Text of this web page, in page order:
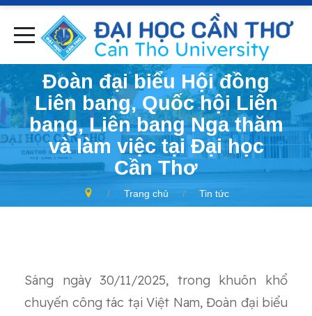
Đoàn đại biểu Hội đồng
Liên bang, Quốc hội Liên
bang, Liên bang Nga thăm
và làm việc tại Đại học
Cần Thơ
Trang chủ Tin tức
Sáng ngày 30/11/2025, trong khuôn khổ
chuyến công tác tại Việt Nam, Đoàn đại biểu